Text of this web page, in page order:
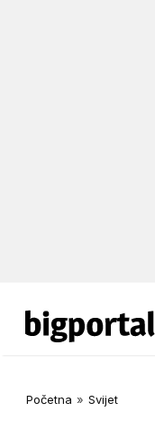
Početna » Svijet